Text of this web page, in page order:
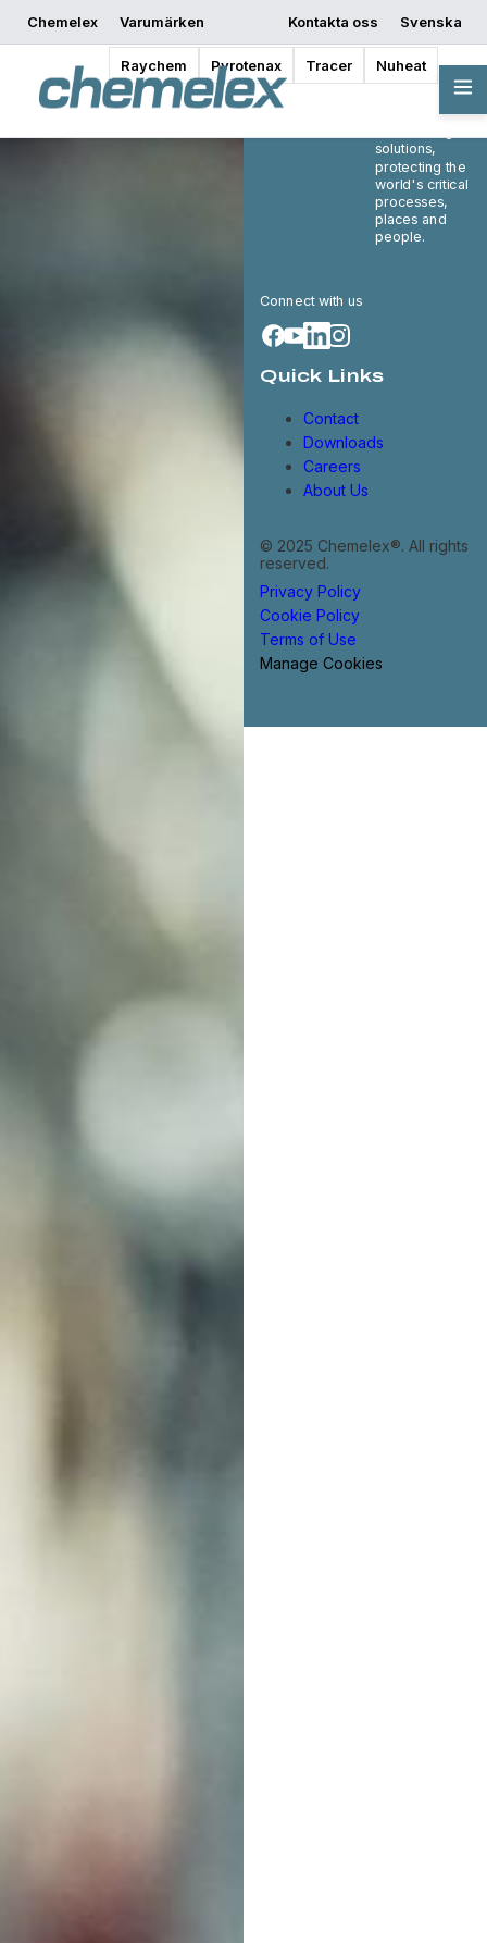
Chemelex Varumärken
Raychem Pyrotenax Tracer Nuheat
Kontakta oss Svenska
Chemelex is a
global leader in
electric thermal
solutions,
protecting the
world's critical
processes,
places and
people.
Connect with us
Quick Links
Contact
Downloads
Careers
About Us
© 2025 Chemelex®. All rights
reserved.
Privacy Policy
Cookie Policy
Terms of Use
Manage Cookies